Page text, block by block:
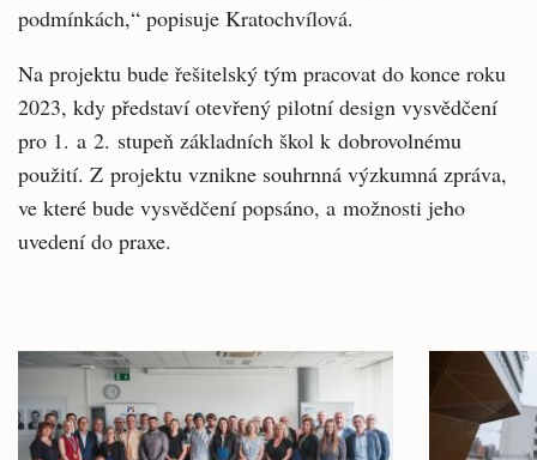
podmínkách,“ popisuje Kratochvílová.
Na projektu bude řešitelský tým pracovat do konce roku
2023, kdy představí otevřený pilotní design vysvědčení
pro 1. a 2. stupeň základních škol k dobrovolnému
použití. Z projektu vznikne souhrnná výzkumná zpráva,
ve které bude vysvědčení popsáno, a možnosti jeho
uvedení do praxe.
Související
články